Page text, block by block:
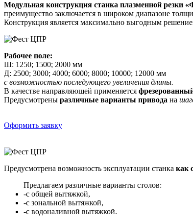
Модульная конструкция станка плазменной резки
преимущество заключается в широком диапазоне
Конструкция является максимально выгодным
Рабочее поле:
Ш: 1250; 1500; 2000 мм
Д: 2500; 3000; 4000; 6000; 8000; 10000; 12000 мм
с возможностью последующего увеличения длины.
В качестве направляющей применяется
Предусмотрены различные варианты привода на
Оформить заявку
Предусмотрена возможность эксплуатации станка как
Предлагаем различные варианты столов:
-с общей вытяжкой,
-с зональной вытяжкой,
-c водоналивной вытяжкой.